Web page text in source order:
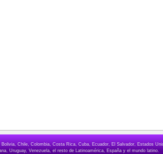
Chile, Colombia, Costa Rica, Cuba, Ecuador, El Salvador, Estados
Uruguay, Venezuela, el resto de Latinoamérica, España y el mundo latino.